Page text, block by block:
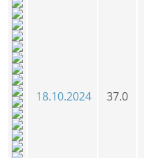
18.10.2024 37.0